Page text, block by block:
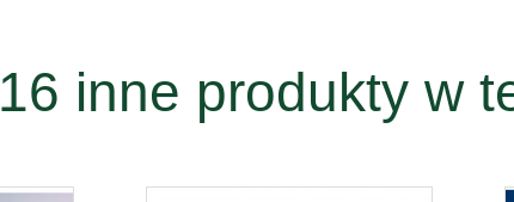
16 inne produkty w